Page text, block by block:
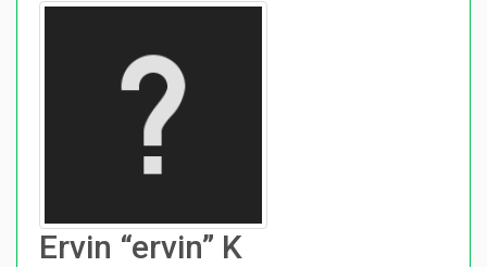
Ervin “ervin” K